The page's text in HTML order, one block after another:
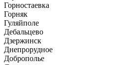
Горностаевка
Горняк
Гуляйполе
Дебальцево
Дзержинск
Днепрорудное
Доброполье